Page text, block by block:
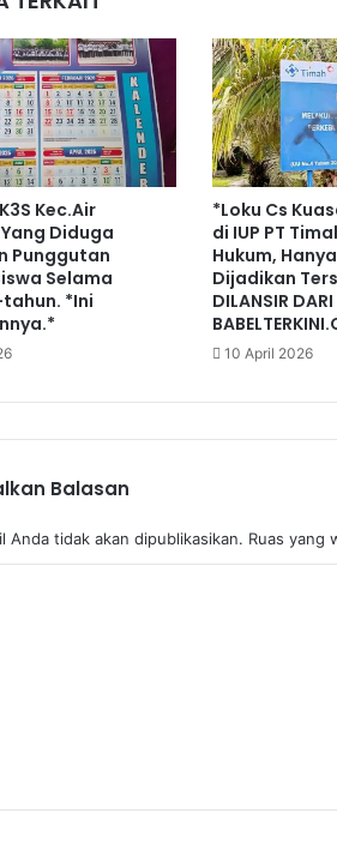
Kec.Air
Diduga
Punggutan
Selama
*Ini
*Loku Cs
di IUP PT
Hukum, Hanya
Dijadikan
DILANSIR DARI
10 April 2026
Balasan
Anda tidak akan dipublikasikan. Ruas yang